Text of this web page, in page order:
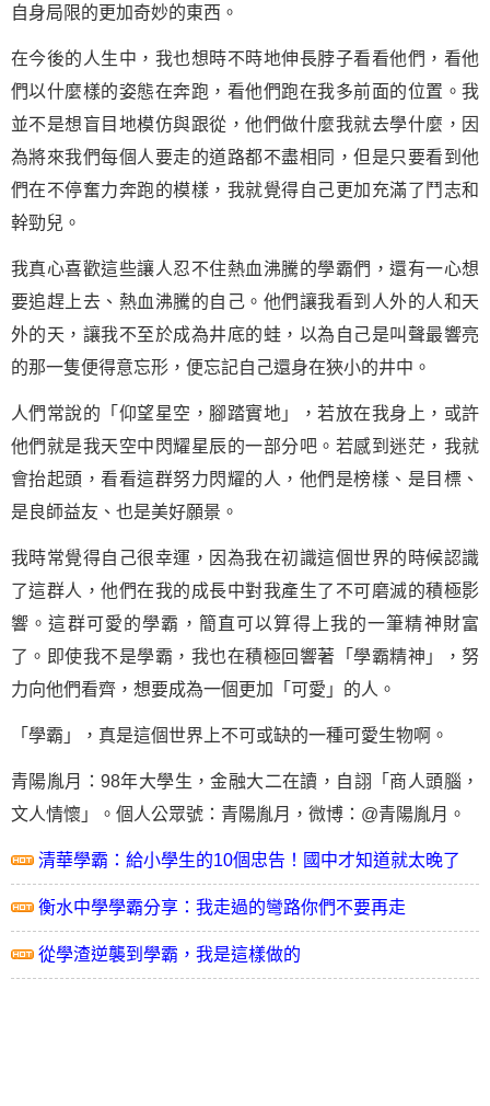
自身局限的更加奇妙的東西。
在今後的人生中，我也想時不時地伸長脖子看看他們，看他
們以什麼樣的姿態在奔跑，看他們跑在我多前面的位置。我
並不是想盲目地模仿與跟從，他們做什麼我就去學什麼，因
為將來我們每個人要走的道路都不盡相同，但是只要看到他
們在不停奮力奔跑的模樣，我就覺得自己更加充滿了鬥志和
幹勁兒。
我真心喜歡這些讓人忍不住熱血沸騰的學霸們，還有一心想
要追趕上去、熱血沸騰的自己。他們讓我看到人外的人和天
外的天，讓我不至於成為井底的蛙，以為自己是叫聲最響亮
的那一隻便得意忘形，便忘記自己還身在狹小的井中。
人們常說的「仰望星空，腳踏實地」，若放在我身上，或許
他們就是我天空中閃耀星辰的一部分吧。若感到迷茫，我就
會抬起頭，看看這群努力閃耀的人，他們是榜樣、是目標、
是良師益友、也是美好願景。
我時常覺得自己很幸運，因為我在初識這個世界的時候認識
了這群人，他們在我的成長中對我產生了不可磨滅的積極影
響。這群可愛的學霸，簡直可以算得上我的一筆精神財富
了。即使我不是學霸，我也在積極回響著「學霸精神」，努
力向他們看齊，想要成為一個更加「可愛」的人。
「學霸」，真是這個世界上不可或缺的一種可愛生物啊。
青陽胤月：98年大學生，金融大二在讀，自詡「商人頭腦，
文人情懷」。個人公眾號：青陽胤月，微博：@青陽胤月。
清華學霸：給小學生的10個忠告！國中才知道就太晚了
衡水中學學霸分享：我走過的彎路你們不要再走
從學渣逆襲到學霸，我是這樣做的